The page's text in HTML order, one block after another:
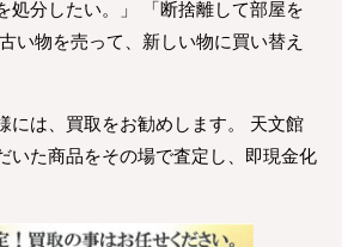
処分したい。」 「断捨離して部屋を
い物を売って、新しい物に買い替え
には、買取をお勧めします。 天文館
いた商品をその場で査定し、即現金化